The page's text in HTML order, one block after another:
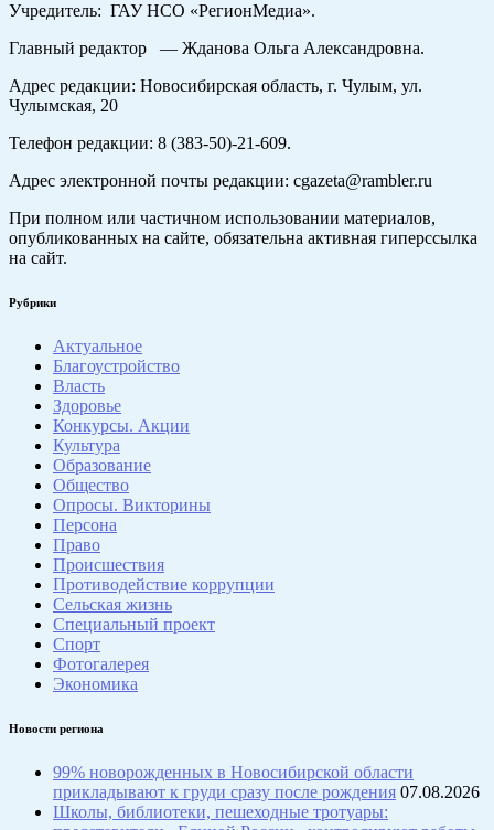
Учредитель: ГАУ НСО «РегионМедиа».
Главный редактор — Жданова Ольга Александровна.
Адрес редакции: Новосибирская область, г. Чулым, ул.
Чулымская, 20
Телефон редакции: 8 (383-50)-21-609.
Адрес электронной почты редакции: cgazeta@rambler.ru
При полном или частичном использовании материалов,
опубликованных на сайте, обязательна активная гиперссылка
на сайт.
Рубрики
Актуальное
Благоустройство
Власть
Здоровье
Конкурсы. Акции
Культура
Образование
Общество
Опросы. Викторины
Персона
Право
Происшествия
Противодействие коррупции
Сельская жизнь
Специальный проект
Спорт
Фотогалерея
Экономика
Новости региона
99% новорожденных в Новосибирской области
прикладывают к груди сразу после рождения 07.08.2026
Школы, библиотеки, пешеходные тротуары: